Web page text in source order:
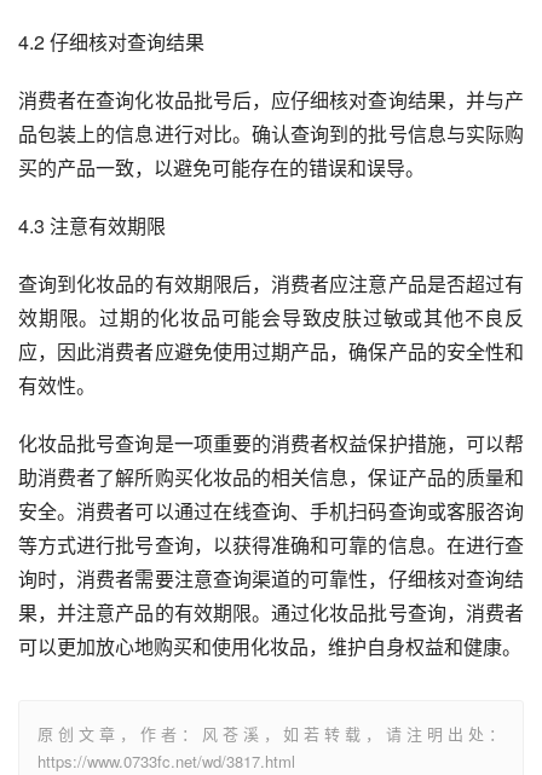
4.2 仔细核对查询结果
消费者在查询化妆品批号后，应仔细核对查询结果，并与产
品包装上的信息进行对比。确认查询到的批号信息与实际购
买的产品一致，以避免可能存在的错误和误导。
4.3 注意有效期限
查询到化妆品的有效期限后，消费者应注意产品是否超过有
效期限。过期的化妆品可能会导致皮肤过敏或其他不良反
应，因此消费者应避免使用过期产品，确保产品的安全性和
有效性。
化妆品批号查询是一项重要的消费者权益保护措施，可以帮
助消费者了解所购买化妆品的相关信息，保证产品的质量和
安全。消费者可以通过在线查询、手机扫码查询或客服咨询
等方式进行批号查询，以获得准确和可靠的信息。在进行查
询时，消费者需要注意查询渠道的可靠性，仔细核对查询结
果，并注意产品的有效期限。通过化妆品批号查询，消费者
可以更加放心地购买和使用化妆品，维护自身权益和健康。
原创文章，作者：风苍溪，如若转载，请注明出处：
https://www.0733fc.net/wd/3817.html